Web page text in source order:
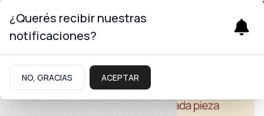
¿Querés recibir nuestras
notificaciones?
NO, GRACIAS ACEPTAR